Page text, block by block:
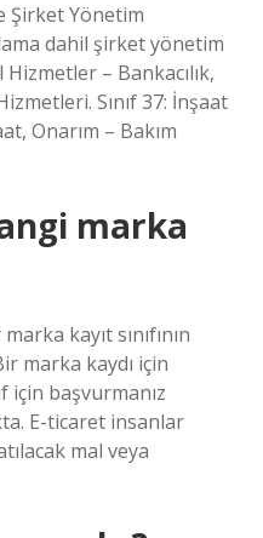
Şirket Yönetim
dahil şirket yönetim
Hizmetler – Bankacılık,
Sınıf 37: İnşaat
Onarım – Bakım
marka
kayıt sınıfının
marka kaydı için
için başvurmanız
E-ticaret insanlar
mal veya